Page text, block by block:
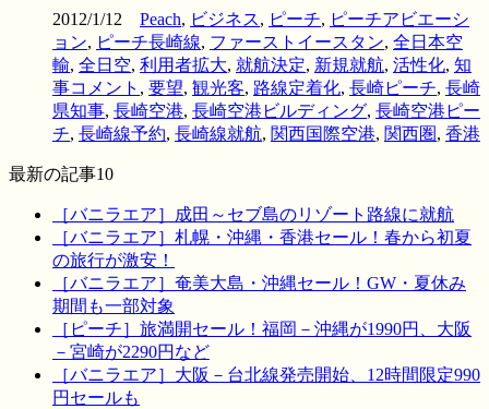
2012/1/12 Peach, ビジネス, ピーチ, ピーチアビエーシ
ョン, ピーチ長崎線, ファーストイースタン, 全日本空
輸, 全日空, 利用者拡大, 就航決定, 新規就航, 活性化, 知
事コメント , 要望, 観光客, 路線定着化, 長崎ピーチ, 長崎
県知事, 長崎空港, 長崎空港ビルディング, 長崎空港ピー
チ, 長崎線予約, 長崎線就航, 関西国際空港, 関西圏 , 香港
最新の記事10
［バニラエア］成田～セブ島のリゾート路線に就航
［バニラエア］札幌・沖縄・香港セール！春から初夏
の旅行が激安！
［バニラエア］奄美大島・沖縄セール！GW・夏休み
期間も一部対象
［ピーチ］旅満開セール！福岡－沖縄が1990円、大阪
－宮崎が2290円など
［バニラエア］大阪－台北線発売開始、12時間限定990
円セールも